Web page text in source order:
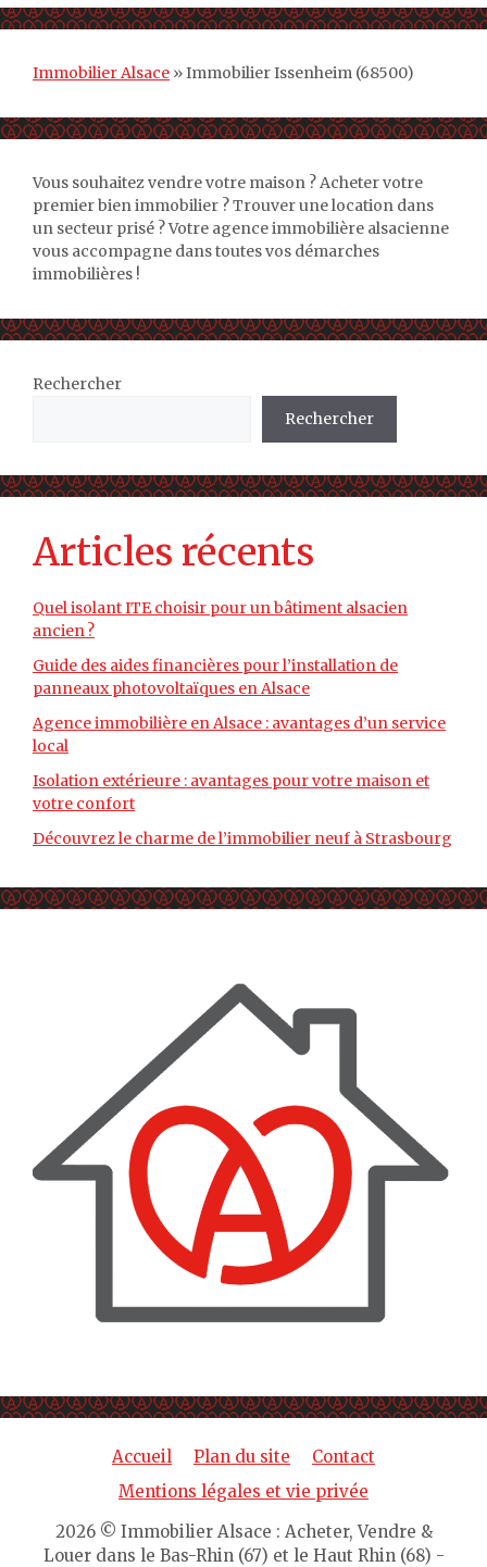
Immobilier Alsace »Immobilier Issenheim (68500)
Vous souhaitez vendre votre maison ? Acheter votre
premier bien immobilier ? Trouver une location dans
un secteur prisé ? Votre agence immobilière alsacienne
vous accompagne dans toutes vos démarches
immobilières !
Rechercher
Rechercher
Articles récents
Quel isolant ITE choisir pour un bâtiment alsacien
ancien ?
Guide des aides financières pour l’installation de
panneaux photovoltaïques en Alsace
Agence immobilière en Alsace : avantages d’un service
local
Isolation extérieure : avantages pour votre maison et
votre confort
Découvrez le charme de l’immobilier neuf à Strasbourg
Accueil Plan du site
Contact
Mentions légales et vie privée
2026 © Immobilier Alsace : Acheter, Vendre &
Louer dans le Bas-Rhin (67) et le Haut Rhin (68) -